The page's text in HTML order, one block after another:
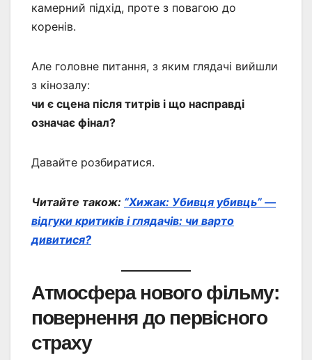
камерний підхід, проте з повагою до
коренів.
Але головне питання, з яким глядачі вийшли
з кінозалу:
чи є сцена після титрів і що насправді
означає фінал?
Давайте розбиратися.
Читайте також: “Хижак: Убивця убивць” —
відгуки критиків і глядачів: чи варто
дивитися?
Атмосфера нового фільму:
повернення до первісного
страху